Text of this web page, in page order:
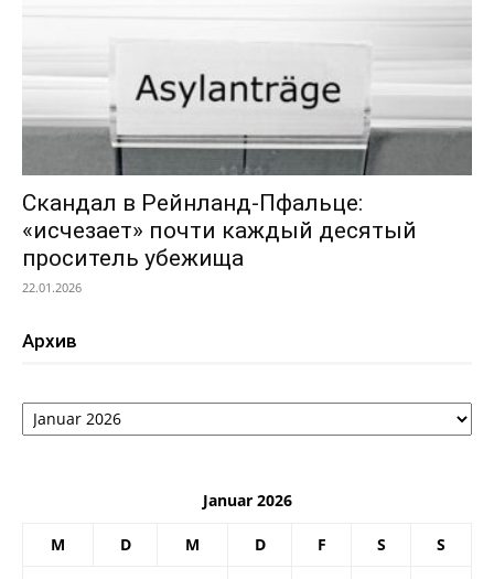
Скандал в Рейнланд-Пфальце:
«исчезает» почти каждый десятый
проситель убежища
22.01.2026
Архив
Архив
Januar 2026
M D M D F S S